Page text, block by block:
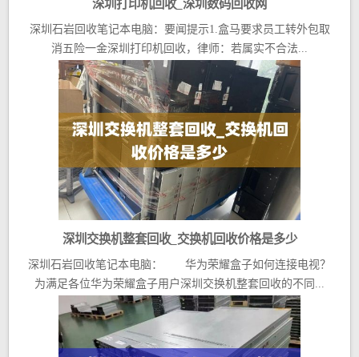
深圳打印机回收_深圳数码回收网
深圳石岩回收笔记本电脑：要闻提示1.盒马要求员工转外包取
消五险一金深圳打印机回收，律师：若属实不合法...
深圳交换机整套回收_交换机回收价格是多少
深圳石岩回收笔记本电脑： 华为荣耀盒子如何连接电视？
为满足各位华为荣耀盒子用户深圳交换机整套回收的不同...